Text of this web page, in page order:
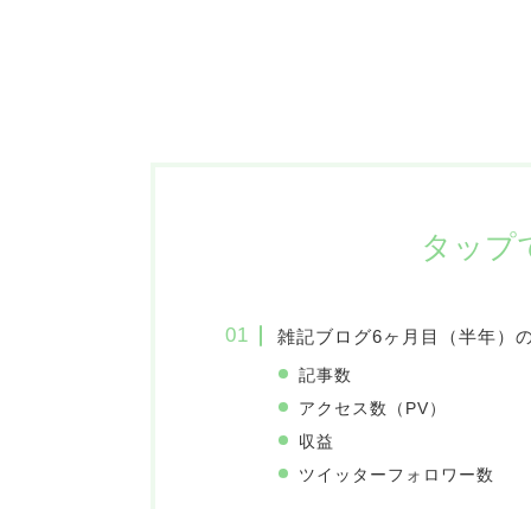
タップ
雑記ブログ6ヶ月目（半年）
記事数
アクセス数（PV）
収益
ツイッターフォロワー数